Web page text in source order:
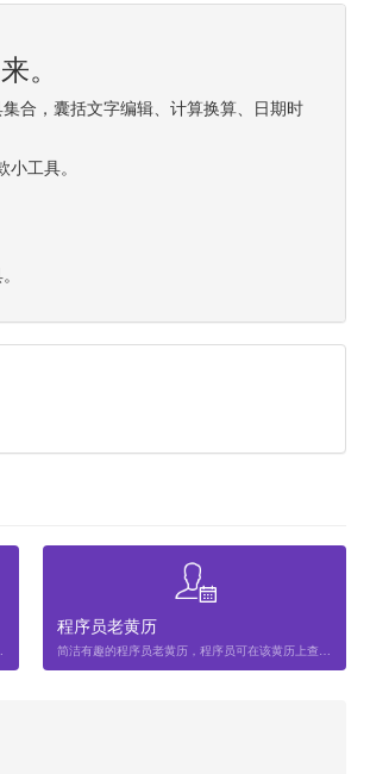
。
合，囊括文字编辑、计算换算、日期时
工具。
相等信息。
程序员老黄历
简洁有趣的程序员老黄历，程序员可在该黄历上查询当前日期及黄历宜忌等内容，老黄历的内容针对程序员定制。感兴趣的朋友可以来看看。